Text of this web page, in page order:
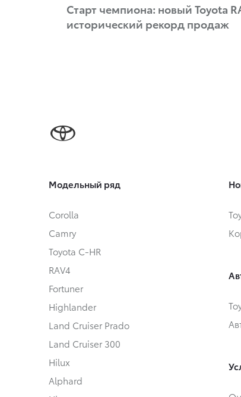
Старт чемпиона: новый Toyota
исторический рекорд продаж
Модельный ряд
Corolla
Camry
Toyota C-HR
RAV4
Fortuner
Highlander
Land Cruiser Prado
Land Cruiser 300
Hilux
Alphard